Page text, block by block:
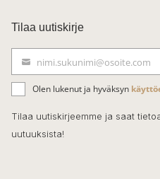
c
e
b
o
o
k
Tilaa uutiskirje
ä
h
k
nimi.sukunimi@osoite.com
Olen lukenut ja hyväksyn
Tilaa uutiskirjeemme ja saat
uutuuksista!